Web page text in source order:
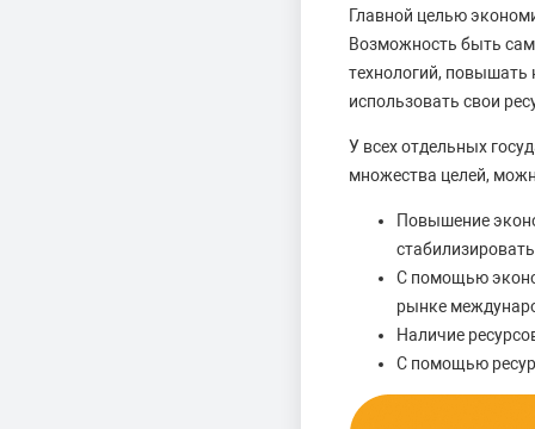
Главной целью
Возможность быть
технологий, повышать
использовать свои
У всех отдельных
множества целей,
Повышение
С помощью
рынке
Наличие
С помощью